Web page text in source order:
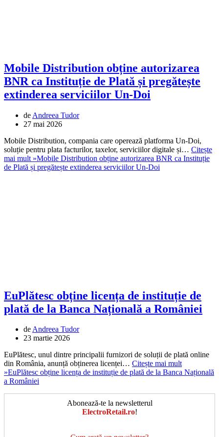
Mobile Distribution obține autorizarea
BNR ca Instituție de Plată și pregătește
extinderea serviciilor Un-Doi
de Andreea Tudor
27 mai 2026
Mobile Distribution, compania care operează platforma Un-Doi,
soluție pentru plata facturilor, taxelor, serviciilor digitale și… Citește
mai mult »Mobile Distribution obține autorizarea BNR ca Instituție
de Plată și pregătește extinderea serviciilor Un-Doi
EuPlătesc obține licența de instituție de
plată de la Banca Națională a României
deAndreea Tudor
23 martie 2026
EuPlătesc, unul dintre principalii furnizori de soluții de plată online
din România, anunță obținerea licenței… Citește mai mult
»EuPlătesc obține licența de instituție de plată de la Banca Națională
a României
Abonează-te la newsletterul
ElectroRetail.ro!